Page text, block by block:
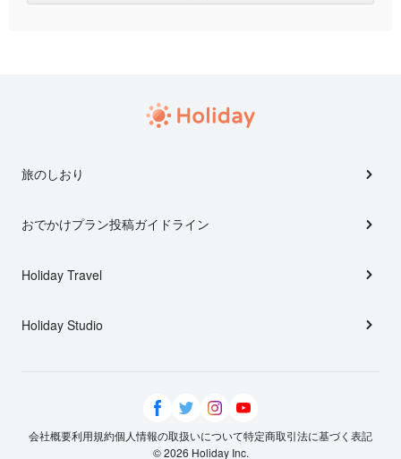
旅のしおり
おでかけプラン投稿ガイドライン
Holiday Travel
Holiday Studio
会社概要利用規約個人情報の取扱いについて特定商取引法に基づく表記
© 2026 Holiday Inc.